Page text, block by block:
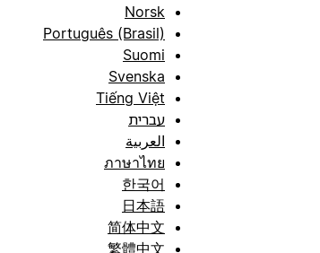
Norsk
Português (Brasil)
Suomi
Svenska
Tiếng Việt
עברית
العربية
ภาษาไทย
한국어
日本語
简体中文
繁體中文